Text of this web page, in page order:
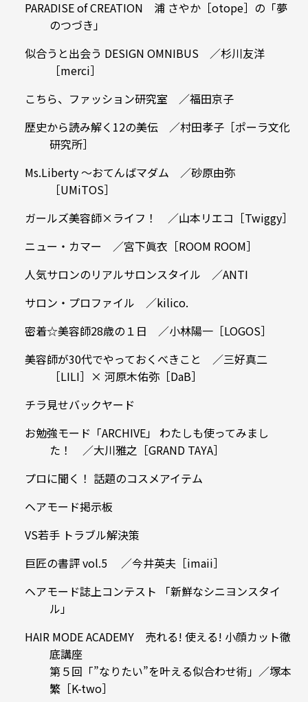
PARADISE of CREATION 浦 さやか［otope］の「夢
のつづき」
似合うと出会う DESIGN OMNIBUS ／杉川友洋
［merci］
こちら、ファッション研究室 ／福田京子
歴史から読み解く12の美伝 ／村田孝子［ポーラ文化
研究所］
Ms.Liberty 〜おてんばマダム ／砂原由弥
［UMiTOS］
ガールズ美容師×ライフ！ ／山本リエコ［Twiggy］
ニュー・カマー ／宮下眞衣［ROOM ROOM］
人気サロンのリアルサロンスタイル ／ANTI
サロン・プロファイル ／kilico.
密着☆美容師28歳の１日 ／小林陽一［LOGOS］
美容師が30代でやっておくべきこと ／三好真二
［LILI］× 河原木佑弥［DaB］
チラ見せバックヤード
お勉強モード「ARCHIVE」 わたしも使ってみまし
た！ ／大川雅之［GRAND TAYA］
プロに聞く！ 話題のコスメアイテム
ヘアモード掲示板
VS若手 トラブル解決策
巨匠の書評 vol.5 ／今井英夫［imaii］
ヘアモード誌上コンテスト 「新鮮なシニヨンスタイ
ル」
HAIR MODE ACADEMY 売れる! 使える! 小顔カット徹
底講座
第５回「”なりたい”を叶える似合わせ術」／塚本
繁［K-two］